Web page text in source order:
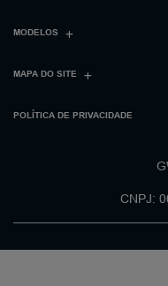
MODELOS
MAPA DO SITE
POLÍTICA DE PRIVACIDADE
CNPJ: